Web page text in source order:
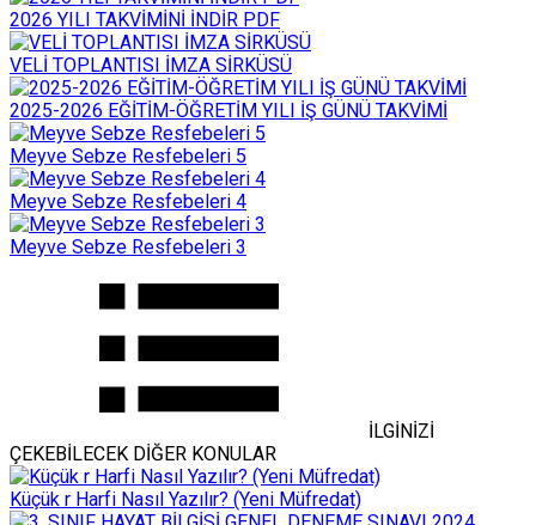
2026 YILI TAKVİMİNİ İNDİR PDF
VELİ TOPLANTISI İMZA SİRKÜSÜ
2025-2026 EĞİTİM-ÖĞRETİM YILI İŞ GÜNÜ TAKVİMİ
Meyve Sebze Resfebeleri 5
Meyve Sebze Resfebeleri 4
Meyve Sebze Resfebeleri 3
İLGİNİZİ
ÇEKEBİLECEK DİĞER KONULAR
Küçük r Harfi Nasıl Yazılır? (Yeni Müfredat)